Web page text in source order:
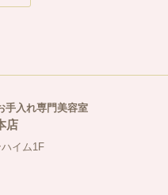
手入れ専門美容室
店
イム1F